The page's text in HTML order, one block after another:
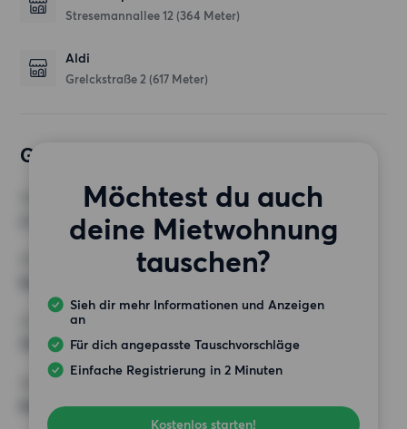
Stresemannallee 12 (364 Meter)
Aldi
Grelckstraße 2 (617 Meter)
Gewünschte Wohnung
Möchtest du auch
deine Mietwohnung
tauschen?
Sieh dir mehr Informationen und Anzeigen
an
Für dich angepasste Tauschvorschläge
Einfache Registrierung in 2 Minuten
Kostenlos starten!
2 Zimmer
MINDESTANZAHL AN QUADRATMETERN
HÖCHSTMIETE (KALTMIETE)
700 EUR
Keine besonderen Anforderungen